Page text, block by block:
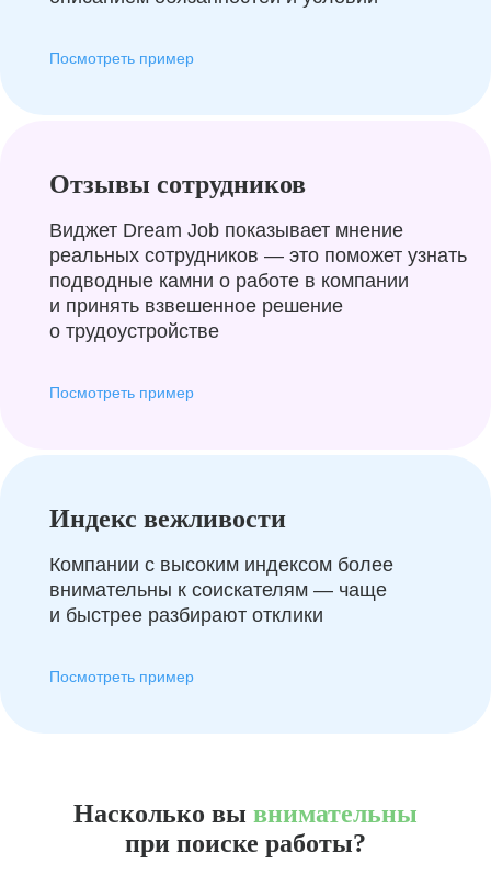
Посмотреть пример
Отзывы сотрудников
Виджет Dream Job показывает мнение
реальных сотрудников — это поможет узнать
подводные камни о работе в компании
и принять взвешенное решение
о трудоустройстве
Посмотреть пример
Индекс вежливости
Компании с высоким индексом более
внимательны к соискателям — чаще
и быстрее разбирают отклики
Посмотреть пример
Насколько вы внимательны
при поиске работы?